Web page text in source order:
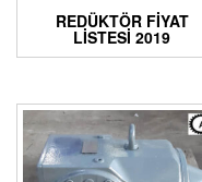
REDÜKTÖR FIYAT
LISTESI 2019